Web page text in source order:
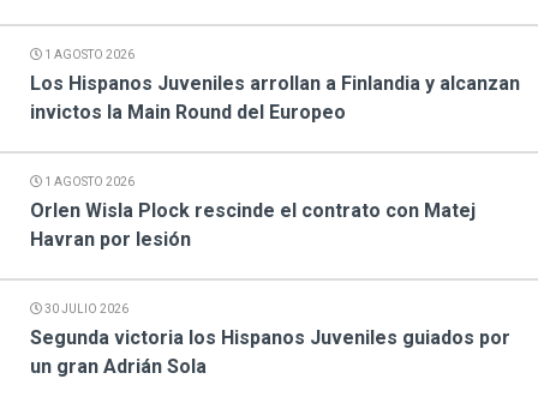
1 AGOSTO 2026
Los Hispanos Juveniles arrollan a Finlandia y alcanzan
invictos la Main Round del Europeo
1 AGOSTO 2026
Orlen Wisla Plock rescinde el contrato con Matej
Havran por lesión
30 JULIO 2026
Segunda victoria los Hispanos Juveniles guiados por
un gran Adrián Sola